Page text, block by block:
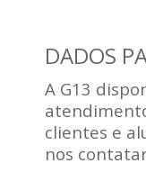
DADOS
A G13
clientes e
nos